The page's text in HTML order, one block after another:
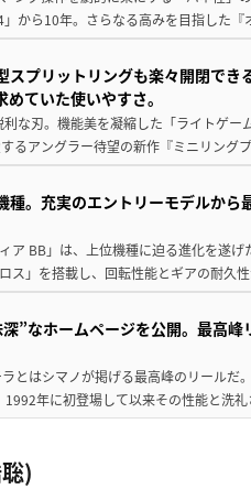
」から10年。さらなる高みを目指した
スプリットリングも楽々開閉でき
ていた使いやすさ。
な刃。機能美を凝縮した「ライトゲー
るアングラー待望の新作『ミニリング
種。充実のエントリーモデルから
ア BB」は、上位機種に迫る進化を遂げ
ス」を搭載し、回転性能とギアの耐久
”なホームページを公開。最高
とはシマノが掲げる最高峰のリールだ
年に初登場して以来その性能と洗
)